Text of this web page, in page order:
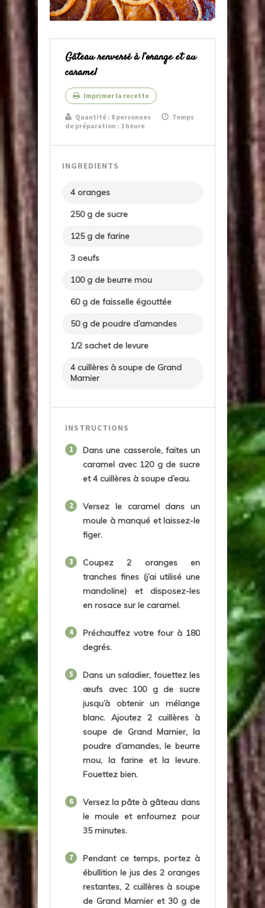
Gâteau renversé à l’orange et au
caramel
Imprimer la recette
Quantité : 8 personnes
Temps
de préparation : 1 heure
INGREDIENTS
4 oranges
250 g de sucre
125 g de farine
3 oeufs
100 g de beurre mou
60 g de faisselle égouttée
50 g de poudre d’amandes
1/2 sachet de levure
4 cuillères à soupe de Grand
Marnier
INSTRUCTIONS
1
Dans une casserole, faites un
caramel avec 120 g de sucre
et 4 cuillères à soupe d’eau.
2
Versez le caramel dans un
moule à manqué et laissez-le
figer.
3
Coupez 2 oranges en
tranches fines (j’ai utilisé une
mandoline) et disposez-les
en rosace sur le caramel.
4
Préchauffez votre four à 180
degrés.
5
Dans un saladier, fouettez les
œufs avec 100 g de sucre
jusqu’à obtenir un mélange
blanc. Ajoutez 2 cuillères à
soupe de Grand Marnier, la
poudre d’amandes, le beurre
mou, la farine et la levure.
Fouettez bien.
6
Versez la pâte à gâteau dans
le moule et enfournez pour
35 minutes.
7
Pendant ce temps, portez à
ébullition le jus des 2 oranges
restantes, 2 cuillères à soupe
de Grand Marnier et 30 g de